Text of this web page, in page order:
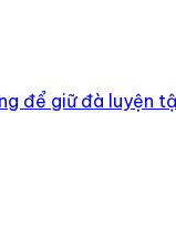
để giữ đà luyện